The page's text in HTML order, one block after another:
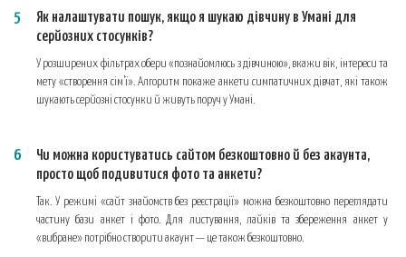
Як налаштувати пошук, якщо я шукаю дівчину в Умані для
серйозних стосунків?
У розширених фільтрах обери «познайомлюсь з дівчиною», вкажи вік, інтереси та
мету «створення сім’ї». Алгоритм покаже анкети симпатичних дівчат, які також
шукають серйозні стосунки й живуть поруч у Умані.
Чи можна користуватись сайтом безкоштовно й без акаунта,
просто щоб подивитися фото та анкети?
Так. У режимі «сайт знайомств без реєстрації» можна безкоштовно переглядати
частину бази анкет і фото. Для листування, лайків та збереження анкет у
«вибране» потрібно створити акаунт — це також безкоштовно.